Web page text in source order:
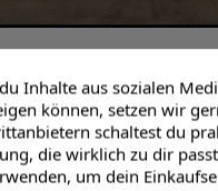
Inhalte aus sozialen
können, setzen wir
schaltest du
die wirklich zu dir
um dein